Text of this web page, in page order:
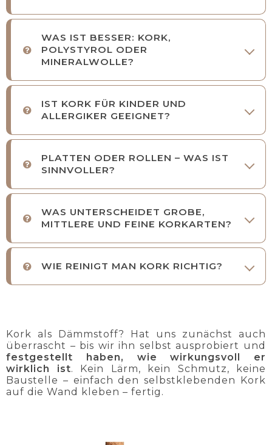
WAS IST BESSER: KORK,
POLYSTYROL ODER
MINERALWOLLE?
IST KORK FÜR KINDER UND
ALLERGIKER GEEIGNET?
PLATTEN ODER ROLLEN – WAS IST
SINNVOLLER?
WAS UNTERSCHEIDET GROBE,
MITTLERE UND FEINE KORKARTEN?
WIE REINIGT MAN KORK RICHTIG?
Kork als Dämmstoff? Hat uns zunächst auch
überrascht – bis wir ihn selbst ausprobiert und
festgestellt haben, wie wirkungsvoll er
wirklich ist. Kein Lärm, kein Schmutz, keine
Baustelle – einfach den selbstklebenden Kork
auf die Wand kleben – fertig.